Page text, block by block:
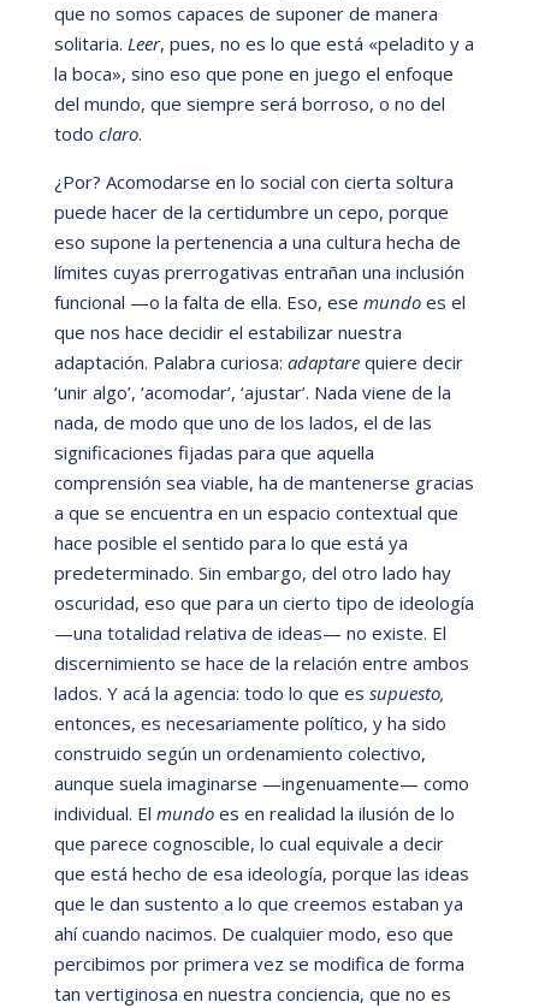
que no somos capaces de suponer de manera
solitaria. Leer, pues, no es lo que está «peladito y a
la boca», sino eso que pone en juego el enfoque
del mundo, que siempre será borroso, o no del
todo claro.
¿Por? Acomodarse en lo social con cierta soltura
puede hacer de la certidumbre un cepo, porque
eso supone la pertenencia a una cultura hecha de
límites cuyas prerrogativas entrañan una inclusión
funcional —o la falta de ella. Eso, ese mundoes el
que nos hace decidir el estabilizar nuestra
adaptación. Palabra curiosa: adaptarequiere decir
‘unir algo’, ‘acomodar’, ‘ajustar’. Nada viene de la
nada, de modo que uno de los lados, el de las
significaciones fijadas para que aquella
comprensión sea viable, ha de mantenerse gracias
a que se encuentra en un espacio contextual que
hace posible el sentido para lo que está ya
predeterminado. Sin embargo, del otro lado hay
oscuridad, eso que para un cierto tipo de ideología
—una totalidad relativa de ideas— no existe. El
discernimiento se hace de la relación entre ambos
lados. Y acá la agencia: todo lo que es supuesto,
entonces, es necesariamente político, y ha sido
construido según un ordenamiento colectivo,
aunque suela imaginarse —ingenuamente— como
individual. El mundoes en realidad la ilusión de lo
que parece cognoscible, lo cual equivale a decir
que está hecho de esa ideología, porque las ideas
que le dan sustento a lo que creemos estaban ya
ahícuando nacimos. De cualquier modo, eso que
percibimos por primera vez se modifica de forma
tan vertiginosa en nuestra conciencia, que no es